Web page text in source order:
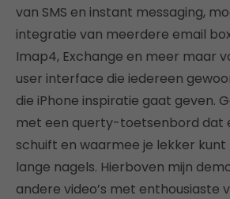
van SMS en instant messaging,
integratie van meerdere email
Imap4, Exchange en meer maar
user interface die iedereen
die iPhone inspiratie gaat geven.
met een querty-toetsenbord dat
schuift en waarmee je lekker
lange nagels. Hierboven mijn
andere video’s met enthousiaste